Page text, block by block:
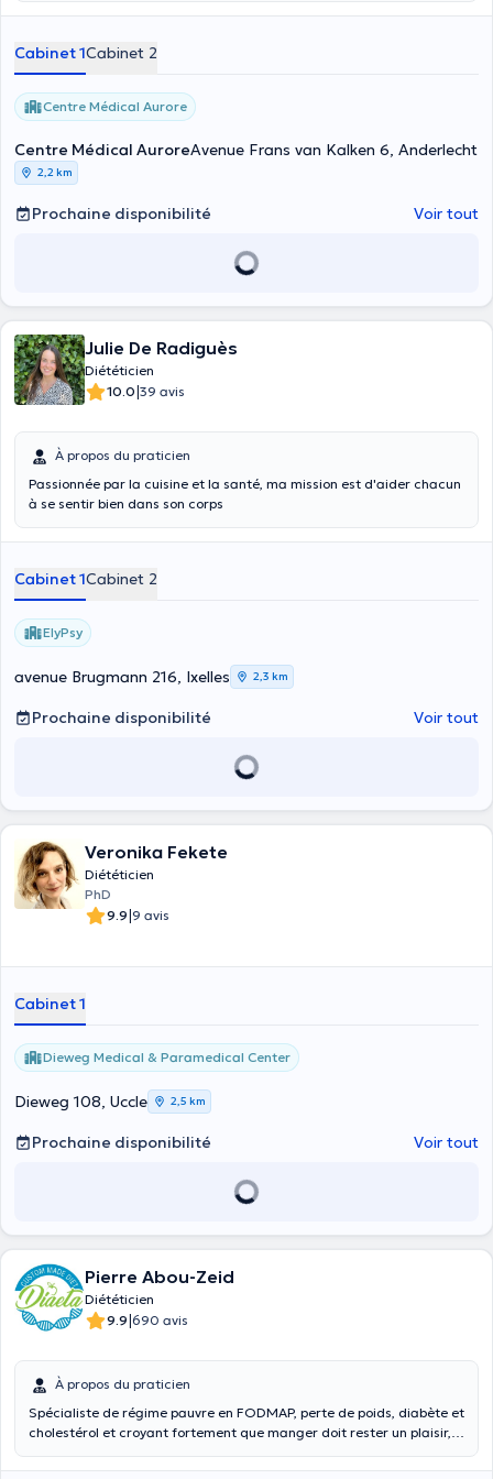
Cabinet 1Cabinet 2
Centre Médical Aurore
Centre Médical AuroreAvenue Frans van Kalken 6, Anderlecht
2,2 km
Prochaine disponibilité Voir tout
Julie De Radiguès
Diététicien
10.0|39 avis
À propos du praticien
Passionnée par la cuisine et la santé, ma mission est d'aider chacun
à se sentir bien dans son corps
Cabinet 1Cabinet 2
ElyPsy
avenue Brugmann 216, Ixelles 2,3 km
Prochaine disponibilité Voir tout
Veronika Fekete
Diététicien
PhD
9.9|9 avis
Cabinet 1
Dieweg Medical & Paramedical Center
Dieweg 108, Uccle 2,5 km
Prochaine disponibilité Voir tout
Pierre Abou-Zeid
Diététicien
9.9|690 avis
À propos du praticien
Spécialiste de régime pauvre en FODMAP, perte de poids, diabète et
cholestérol et croyant fortement que manger doit rester un plaisir,
que beaucoup pensent, un régime restrictif n’est pas la solution pour